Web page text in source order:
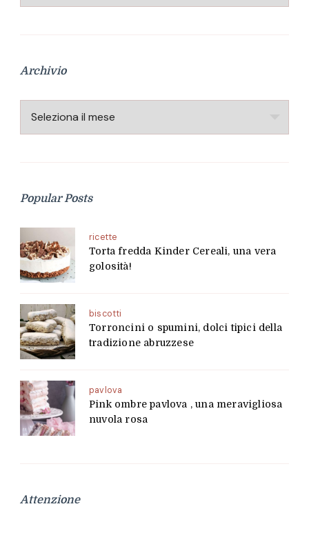
Archivio
Archivio
Popular Posts
ricette
Torta fredda Kinder Cereali, una vera
golosità!
biscotti
Torroncini o spumini, dolci tipici della
tradizione abruzzese
pavlova
Pink ombre pavlova , una meravigliosa
nuvola rosa
Attenzione